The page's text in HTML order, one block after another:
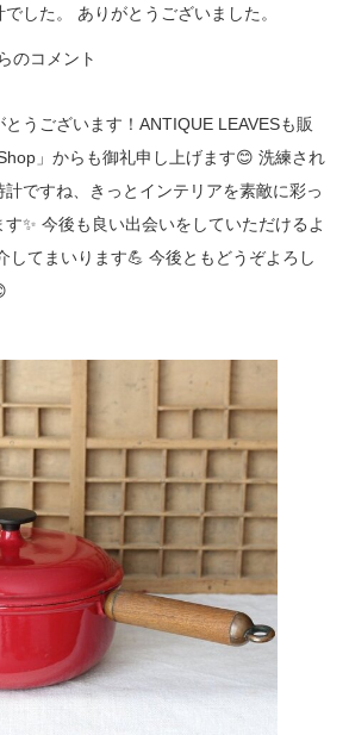
した。 ありがとうございました。
のコメント
うございます！ANTIQUE LEAVESも販
」からも御礼申し上げます😊 洗練され
ですね、きっとインテリアを素敵に彩っ
✨ 今後も良い出会いをしていただけるよ
してまいります💪 今後ともどうぞよろし